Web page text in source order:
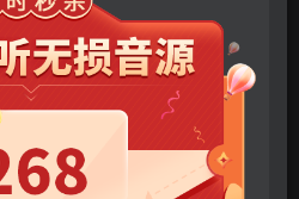
永久会员
即购买
！建议登陆后购买，可保存购买订单
爱谁.flac